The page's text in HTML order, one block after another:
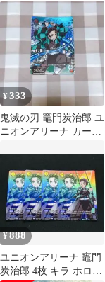
¥333
鬼滅の刃 竈門炭治郎 ユ
ニオンアリーナ カード
¥888
ユニオンアリーナ 竈門
炭治郎 4枚 キラ ホロ